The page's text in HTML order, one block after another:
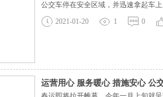
公交车停在安全区域，并迅速拿起车
的行为。面对众人的称赞，王蓓蓓师
最基本的职业素养，相信无论是谁遇
2021-01-20 1 0
运营用心 服务暖心 措施安心 公